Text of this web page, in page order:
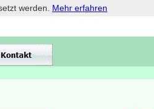
werden. Mehr erfahren